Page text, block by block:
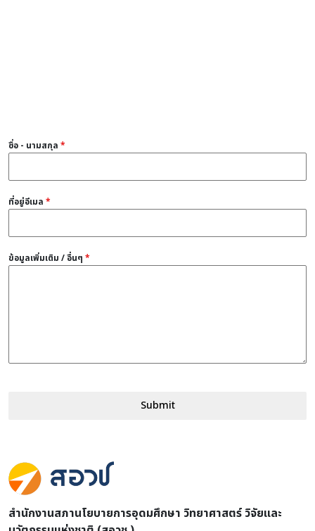
ชื่อ - นามสกุล *
ที่อยู่อีเมล *
ข้อมูลเพิ่มเติม / อื่นๆ *
Submit
สำนักงานสภานโยบายการอุดมศึกษา วิทยาศาสตร์ วิจัยและ